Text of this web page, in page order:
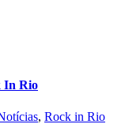
In Rio
, Rock in Rio